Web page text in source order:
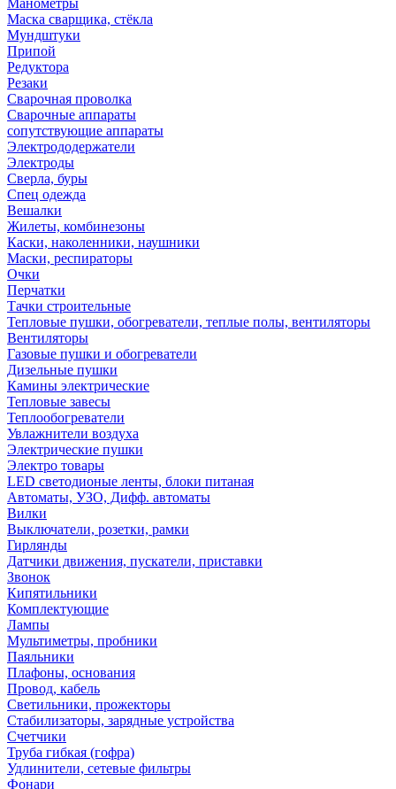
Манометры
Маска сварщика, стёкла
Мундштуки
Припой
Редуктора
Резаки
Сварочная проволка
Сварочные аппараты
сопутствующие аппараты
Электрододержатели
Электроды
Сверла, буры
Спец одежда
Вешалки
Жилеты, комбинезоны
Каски, наколенники, наушники
Маски, респираторы
Очки
Перчатки
Тачки строительные
Тепловые пушки, обогреватели, теплые полы, вентиляторы
Вентиляторы
Газовые пушки и обогреватели
Дизельные пушки
Камины электрические
Тепловые завесы
Теплообогреватели
Увлажнители воздуха
Электрические пушки
Электро товары
LED светодионые ленты, блоки питаная
Автоматы, УЗО, Дифф. автоматы
Вилки
Выключатели, розетки, рамки
Гирлянды
Датчики движения, пускатели, приставки
Звонок
Кипятильники
Комплектующие
Лампы
Мультиметры, пробники
Паяльники
Плафоны, основания
Провод, кабель
Светильники, прожекторы
Стабилизаторы, зарядные устройства
Счетчики
Труба гибкая (гофра)
Удлинители, сетевые фильтры
Фонари